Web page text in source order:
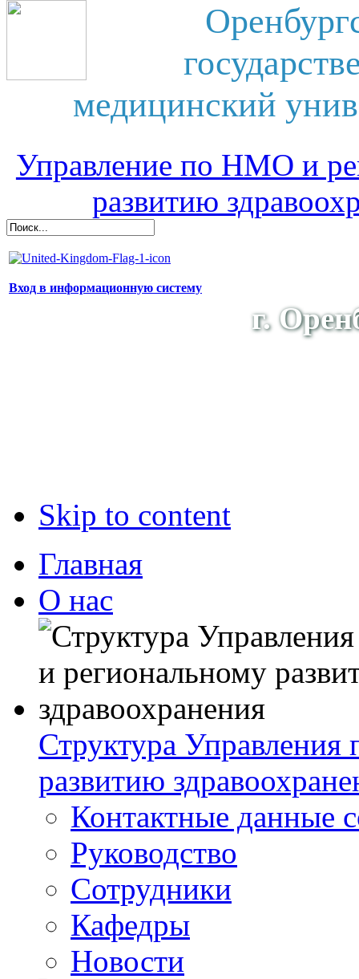
медицинский
Управление по НМО и
развитию
Вход в информационную систему
г.
Skip to content
Главная
О нас
Структура
развитию
Контактные данные
Руководство
Сотрудники
Кафедры
Новости